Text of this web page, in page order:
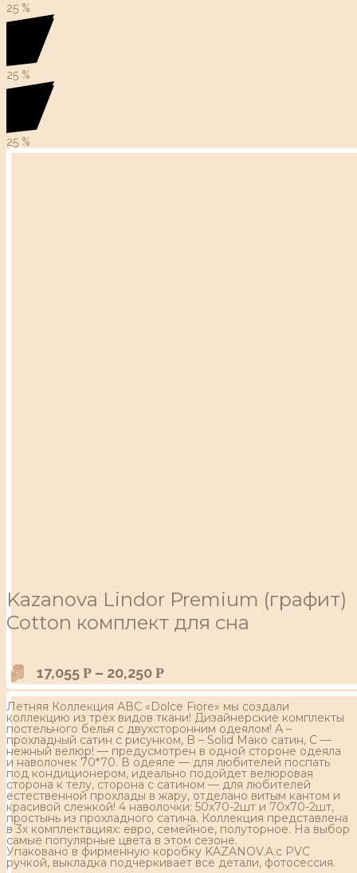
25 %
25 %
25 %
Kazanova Lindor Premium (графит)
Cotton комплект для сна
17,055 Р – 20,250 Р
Летняя Коллекция АВС «Dolce Fiore» мы создали
коллекцию из трёх видов ткани! Дизайнерские комплекты
постельного белья с двухсторонним одеялом! А –
прохладный сатин с рисунком, B – Solid Мако сатин, С —
нежный велюр! — предусмотрен в одной стороне одеяла
и наволочек 70*70. В одеяле — для любителей поспать
под кондиционером, идеально подойдет велюровая
сторона к телу, сторона с сатином — для любителей
естественной прохлады в жару, отделано витым кантом и
красивой слежкой! 4 наволочки: 50х70-2шт и 70х70-2шт,
простынь из прохладного сатина. Коллекция представлена
в 3х комплектациях: евро, семейное, полуторное. На выбор
самые популярные цвета в этом сезоне.
Упаковано в фирменную коробку KAZANOV.A.с PVC
ручкой, выкладка подчеркивает все детали, фотосессия.